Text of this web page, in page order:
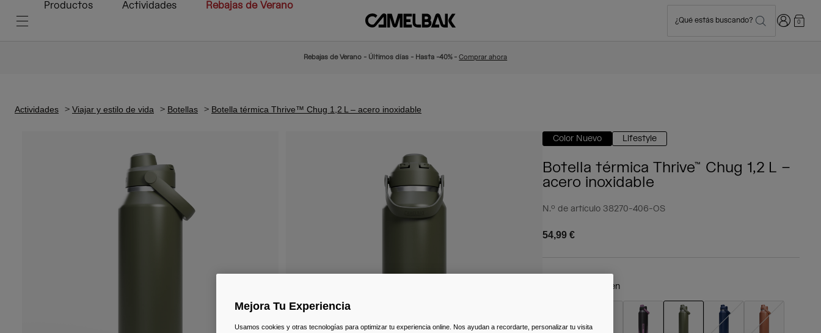
Productos Actividades Rebajas de Verano
¿Qué estás buscando? Iniciar0
Rebajas de Verano - Últimos días - Hasta -40% -Comprar ahora
Actividades Viajar y estilo de vida Botellas Botella térmica Thrive™ Chug 1,2 L – acero inoxidable
Color Nuevo Lifestyle
Botella térmica Thrive™ Chug 1,2 L –
acero inoxidable
N.º de artículo 38270-406-OS
54,99 €
Moss Green
Mejora Tu Experiencia
Usamos cookies y otras tecnologías para optimizar tu experiencia online. Nos ayudan a recordarte, personalizar tu visita